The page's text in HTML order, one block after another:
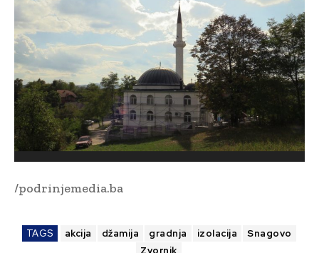
/podrinjemedia.ba
TAGS akcija džamija gradnja izolacija
Snagovo